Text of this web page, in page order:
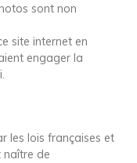
sont non
site internet en
engager la
les lois françaises et
de